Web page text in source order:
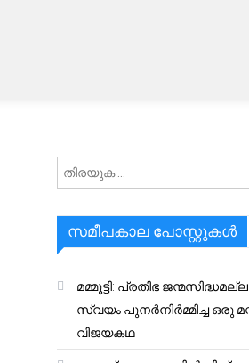
സമീപകാല പോസ്റ്റുകൾ
മമ്മൂട്ടി: പ്രതിഭ
സ്വയം പുനർനിർമ്മിച്ച ഒരു
വിജയകഥ